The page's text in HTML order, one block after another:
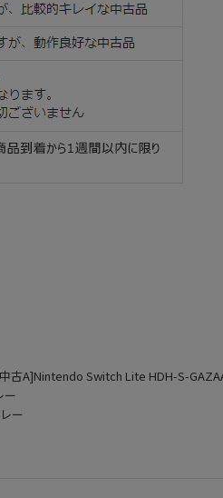
古A]Nintendo Switch Lite HDH-S-
ー
ー